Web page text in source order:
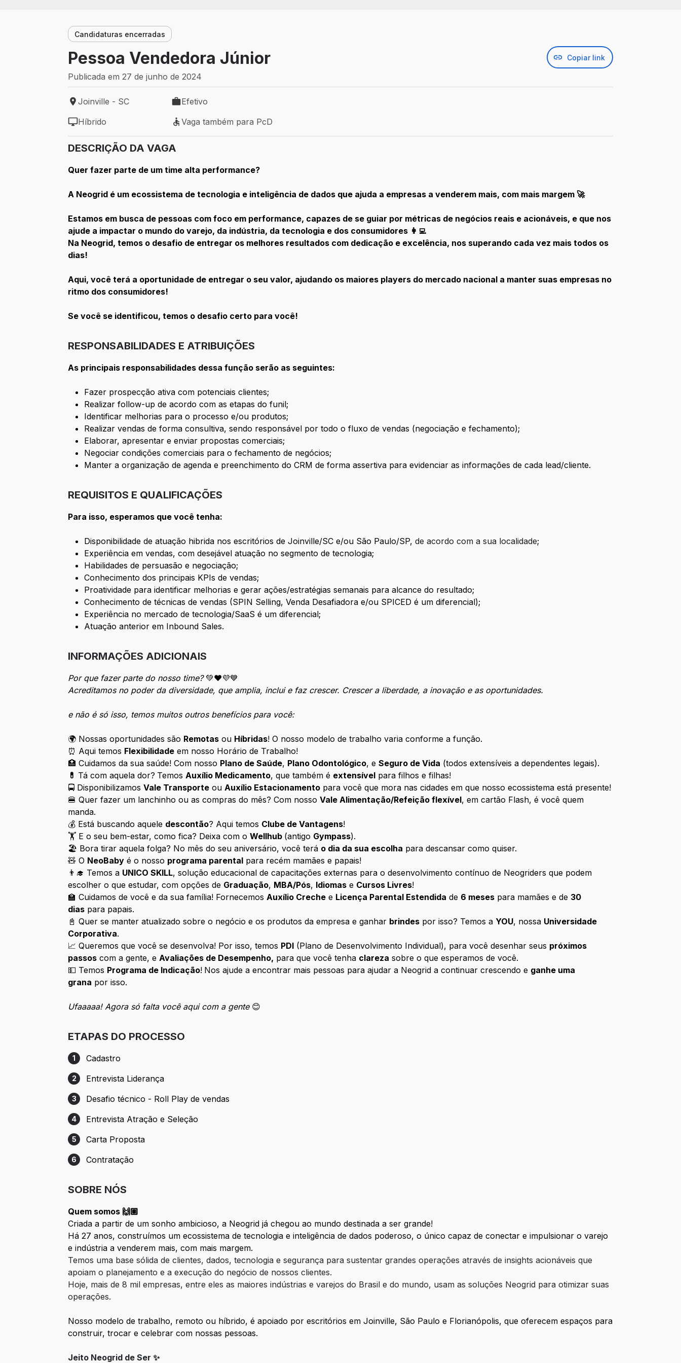
Candidaturas encerradas
Pessoa Vendedora Júnior Copiar link
Publicada em 27 de junho de 2024
Local de trabalho: Joinville - SC
Joinville - SC
Tipo de vaga: Efetivo
Efetivo
Modelo de trabalho: Híbrido
Híbrido
Vaga também para PcD
Vaga também para PcD
DESCRIÇÃO DA VAGA
Quer fazer parte de um time alta performance?
A Neogrid é um ecossistema de tecnologia e inteligência de dados que ajuda a empresas a venderem mais, com mais margem 🚀
Estamos em busca de pessoas com foco em performance, capazes de se guiar por métricas de negócios reais e acionáveis, e que nos
ajude a impactar o mundo do varejo, da indústria, da tecnologia e dos consumidores 👩‍💻
Na Neogrid, temos o desafio de entregar os melhores resultados com dedicação e excelência, nos superando cada vez mais todos os
dias!
Aqui, você terá a oportunidade de entregar o seu valor, ajudando os maiores players do mercado nacional a manter suas empresas no
ritmo dos consumidores!
Se você se identificou, temos o desafio certo para você!
RESPONSABILIDADES E ATRIBUIÇÕES
As principais responsabilidades dessa função serão as seguintes:
Fazer prospecção ativa com potenciais clientes;
Realizar follow-up de acordo com as etapas do funil;
Identificar melhorias para o processo e/ou produtos;
Realizar vendas de forma consultiva, sendo responsável por todo o fluxo de vendas (negociação e fechamento);
Elaborar, apresentar e enviar propostas comerciais;
Negociar condições comerciais para o fechamento de negócios;
Manter a organização de agenda e preenchimento do CRM de forma assertiva para evidenciar as informações de cada lead/cliente.
REQUISITOS E QUALIFICAÇÕES
Para isso, esperamos que você tenha:
Disponibilidade de atuação hibrida nos escritórios de Joinville/SC e/ou São Paulo/SP,de acordo com a sua localidade;
Experiência em vendas, com desejável atuação no segmento de tecnologia;
Habilidades de persuasão e negociação;
Conhecimento dos principais KPIs de vendas;
Proatividade para identificar melhorias e gerar ações/estratégias semanais para alcance do resultado;
Conhecimento de técnicas de vendas (SPIN Selling, Venda Desafiadora e/ou SPICED é um diferencial);
Experiência no mercado de tecnologia/SaaS é um diferencial;
Atuação anterior em Inbound Sales.
INFORMAÇÕES ADICIONAIS
Por que fazer parte do nosso time? 💚❤️💜💙
Acreditamos no poder da diversidade, que amplia, inclui e faz crescer. Crescer a liberdade, a inovação e as oportunidades.
e não é só isso, temos muitos outros benefícios para você:
🌍 Nossas oportunidades são Remotas ou Híbridas! O nosso modelo de trabalho varia conforme a função.
⏰ Aqui temos Flexibilidade em nosso Horário de Trabalho!
🏥 Cuidamos da sua saúde! Com nosso Plano de Saúde, Plano Odontológico, eSeguro de Vida (todos extensíveis a dependentes legais).
💊 Tá com aquela dor? TemosAuxílio Medicamento, que também é extensível para filhos e filhas!
🚍 DisponibilizamosVale Transporte ouAuxílio Estacionamento para você que mora nas cidades em que nosso ecossistema está presente!
🍔 Quer fazer um lanchinho ou as compras do mês? Com nossoVale Alimentação/Refeição flexível, em cartão Flash, é você quem
manda.
💰 Está buscando aquele descontão? Aqui temos Clube de Vantagens!
🏋️ E o seu bem-estar, como fica? Deixa com oWellhub (antigo Gympass).
🏖️ Bora tirar aquela folga? No mês do seu aniversário, você terá o dia da sua escolha para descansar como quiser.
🧸 O NeoBaby é o nosso programa parental para recém mamães e papais!
👨‍🎓 Temos a UNICO SKILL, solução educacional de capacitações externas para o desenvolvimento contínuo de Neogriders que podem
escolher o que estudar, com opções de Graduação, MBA/Pós, Idiomas e Cursos Livres!
🏫 Cuidamos de você e da sua família! FornecemosAuxílio Creche e Licença Parental Estendida de 6 meses para mamães e de 30
dias para papais.
📓 Quer se manter atualizado sobre o negócio e os produtos da empresa e ganhar brindes por isso? Temos a YOU, nossa Universidade
Corporativa.
📈 Queremos que você se desenvolva! Por isso, temos PDI (Plano de Desenvolvimento Individual), para você desenhar seus próximos
passos com a gente, eAvaliações de Desempenho, para que você tenha clareza sobre o que esperamos de você.
💵 Temos Programa de Indicação! Nos ajude a encontrar mais pessoas para ajudar a Neogrid a continuar crescendo e ganhe uma
grana por isso.
Ufaaaaa! Agora só falta você aqui com a gente 😊
ETAPAS DO PROCESSO
Etapa 1: Cadastro
1 Cadastro
Etapa 2: Entrevista Liderança
2 Entrevista Liderança
Etapa 3: Desafio técnico - Roll Play de vendas
3 Desafio técnico - Roll Play de vendas
Etapa 4: Entrevista Atração e Seleção
4 Entrevista Atração e Seleção
Etapa 5: Carta Proposta
5 Carta Proposta
Etapa 6: Contratação
6 Contratação
SOBRE NÓS
Quem somos 🙌🏽
Criada a partir de um sonho ambicioso, a Neogrid já chegou ao mundo destinada a ser grande!
Há 27 anos, construímos um ecossistema de tecnologia e inteligência de dados poderoso, o único capaz de conectar e impulsionar o varejo
e indústria a venderem mais, com mais margem.
Temos uma base sólida de clientes, dados, tecnologia e segurança para sustentar grandes operações através de insights acionáveis que
apoiam o planejamento e a execução do negócio de nossos clientes.
Hoje, mais de 8 mil empresas, entre eles as maiores indústrias e varejos do Brasil e do mundo, usam as soluções Neogrid para otimizar suas
operações.
Nosso modelo de trabalho, remoto ou híbrido, é apoiado por escritórios em Joinville, São Paulo e Florianópolis, que oferecem espaços para
construir, trocar e celebrar com nossas pessoas.
Jeito Neogrid de Ser ✨